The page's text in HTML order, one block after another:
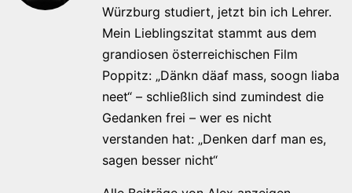
Würzburg studiert, jetzt bin ich Lehrer.
Mein Lieblingszitat stammt aus dem
grandiosen österreichischen Film
Poppitz: „Dänkn däaf mass, soogn liaba
neet“ – schließlich sind zumindest die
Gedanken frei – wer es nicht
verstanden hat: „Denken darf man es,
sagen besser nicht“